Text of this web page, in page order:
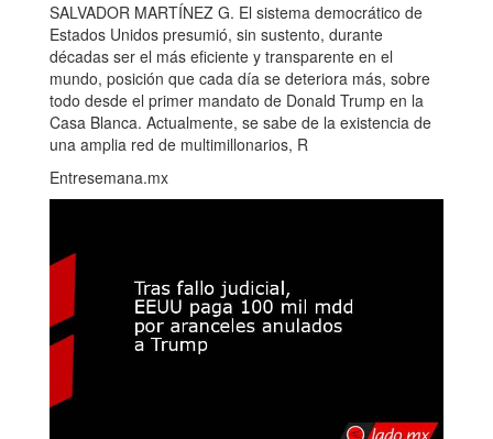
SALVADOR MARTÍNEZ G. El sistema democrático de
Estados Unidos presumió, sin sustento, durante
décadas ser el más eficiente y transparente en el
mundo, posición que cada día se deteriora más, sobre
todo desde el primer mandato de Donald Trump en la
Casa Blanca. Actualmente, se sabe de la existencia de
una amplia red de multimillonarios, R
Entresemana.mx